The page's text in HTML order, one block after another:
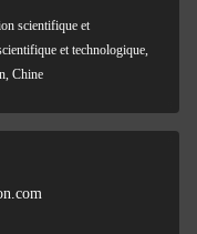
scientifique et
et technologique,
Chine